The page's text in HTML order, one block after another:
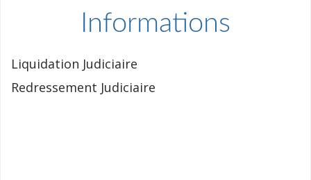
Informations
Liquidation Judiciaire
Redressement Judiciaire